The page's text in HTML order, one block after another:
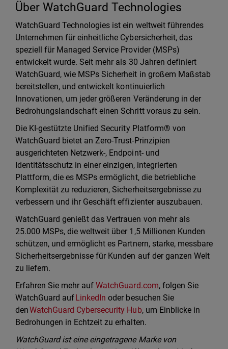
Über WatchGuard Technologies
WatchGuard Technologies ist ein weltweit führendes
Unternehmen für einheitliche Cybersicherheit, das
speziell für Managed Service Provider (MSPs)
entwickelt wurde. Seit mehr als 30 Jahren definiert
WatchGuard, wie MSPs Sicherheit in großem Maßstab
bereitstellen, und entwickelt kontinuierlich
Innovationen, um jeder größeren Veränderung in der
Bedrohungslandschaft einen Schritt voraus zu sein.
Die KI-gestützte Unified Security Platform® von
WatchGuard bietet an Zero-Trust-Prinzipien
ausgerichteten Netzwerk-, Endpoint- und
Identitätsschutz in einer einzigen, integrierten
Plattform, die es MSPs ermöglicht, die betriebliche
Komplexität zu reduzieren, Sicherheitsergebnisse zu
verbessern und ihr Geschäft effizienter auszubauen.
WatchGuard genießt das Vertrauen von mehr als
25.000 MSPs, die weltweit über 1,5 Millionen Kunden
schützen, und ermöglicht es Partnern, starke, messbare
Sicherheitsergebnisse für Kunden auf der ganzen Welt
zu liefern.
Erfahren Sie mehr aufWatchGuard.com, folgen Sie
WatchGuard auf LinkedIn oder besuchen Sie
denWatchGuard Cybersecurity Hub, um Einblicke in
Bedrohungen in Echtzeit zu erhalten.
WatchGuard ist eine eingetragene Marke von